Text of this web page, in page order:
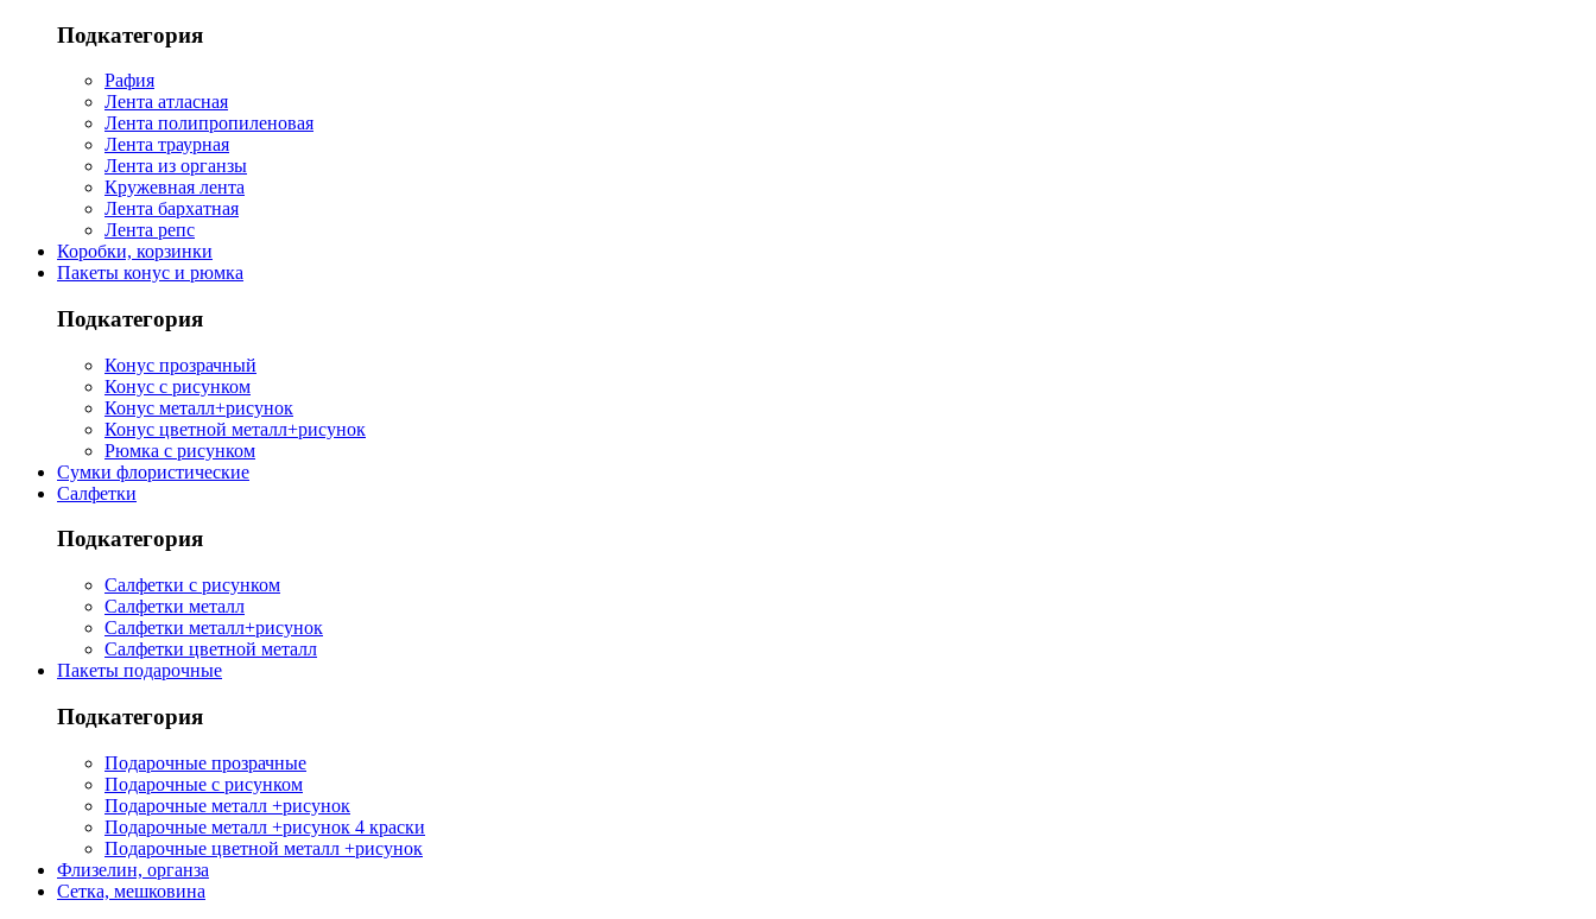
Подкатегория
Рафия
Лента атласная
Лента полипропиленовая
Лента траурная
Лента из органзы
Кружевная лента
Лента бархатная
Лента репс
Коробки, корзинки
Пакеты конус и рюмка
Подкатегория
Конус прозрачный
Конус с рисунком
Конус металл+рисунок
Конус цветной металл+рисунок
Рюмка с рисунком
Сумки флористические
Салфетки
Подкатегория
Салфетки с рисунком
Салфетки металл
Салфетки металл+рисунок
Салфетки цветной металл
Пакеты подарочные
Подкатегория
Подарочные прозрачные
Подарочные с рисунком
Подарочные металл +рисунок
Подарочные металл +рисунок 4 краски
Подарочные цветной металл +рисунок
Флизелин, органза
Сетка, мешковина